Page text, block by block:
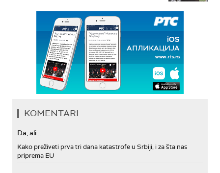
KOMENTARI
Da, ali...
Kako preživeti prva tri dana katastrofe u Srbiji, i za šta nas
priprema EU